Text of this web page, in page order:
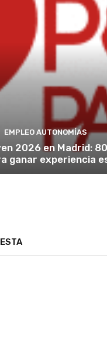
EMPLEO AUTONOMÍAS
2026 en Madrid:
ganar experiencia